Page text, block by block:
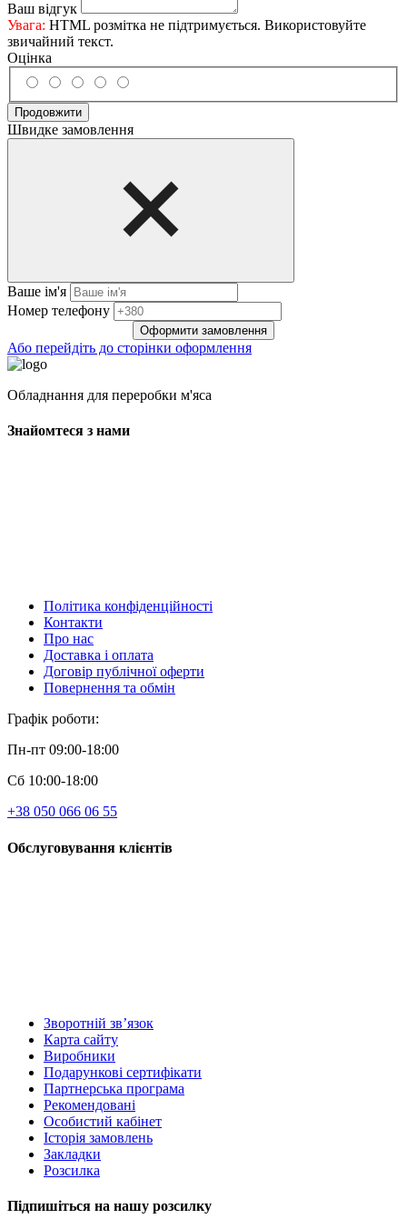
Ваш відгук
Увага: HTML розмітка не підтримується. Використовуйте
звичайний текст.
Оцінка
Продовжити
Швидке замовлення
Ваше ім'я
Нoмep тeлeфoнy
Оформити замовлення
Або перейдіть до сторінки оформлення
Обладнання для переробки м'яса
Знайомтеся з нами
Політика конфіденційності
Контакти
Про нас
Доставка і оплата
Договір публічної оферти
Повернення та обмін
Графік роботи:
Пн-пт 09:00-18:00
Сб 10:00-18:00
+38 050 066 06 55
Обслуговування клієнтів
Зворотній зв’язок
Карта сайту
Виробники
Подарункові сертифікати
Партнерська програма
Рекомендовані
Особистий кабінет
Історія замовлень
Закладки
Розсилка
Підпишіться на нашу розсилку